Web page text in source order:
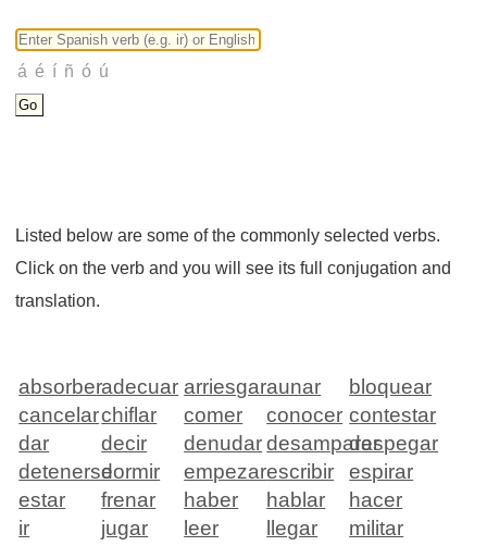
Listed below are some of the commonly selected verbs.
Click on the verb and you will see its full conjugation and
translation.
absorberadecuar arriesgaraunar
bloquear
cancelarchiflar comer conocer contestar
dar
decir denudar desamparardespegar
detenersedormir empezarescribir
espirar
estar
frenar haber hablar
hacer
ir
jugar leer llegar
militar